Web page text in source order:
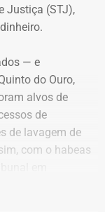
Justiça (STJ),
— e
do Ouro,
alvos de
de
de lavagem de
com o habeas